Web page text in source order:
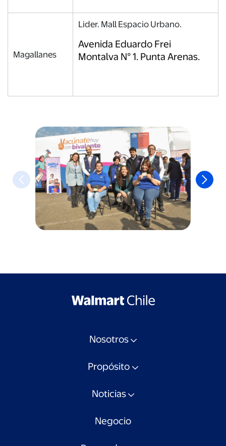
Magallanes
Lider. Mall Espacio Urbano.
Avenida Eduardo Frei
Montalva N° 1. Punta Arenas.
Nosotros
Propósito
Noticias
Negocio